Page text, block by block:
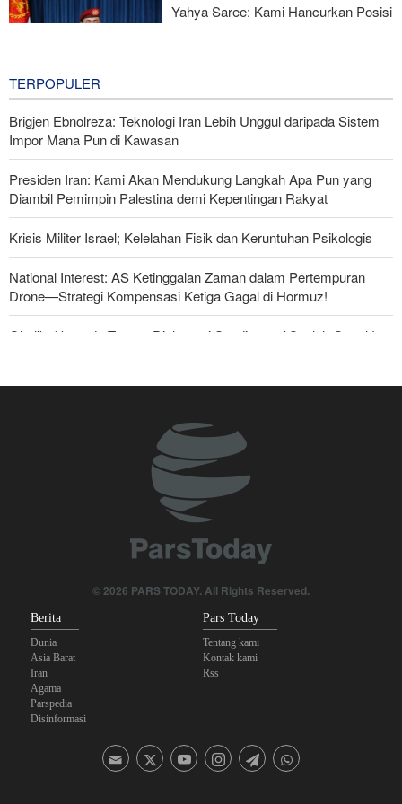
Yahya Saree: Kami Hancurkan Posisi
TERPOPULER
Brigjen Ebnolreza: Teknologi Iran Lebih Unggul daripada Sistem
Impor Mana Pun di Kawasan
Presiden Iran: Kami Akan Mendukung Langkah Apa Pun yang
Diambil Pemimpin Palestina demi Kepentingan Rakyat
Krisis Militer Israel; Kelelahan Fisik dan Keruntuhan Psikologis
National Interest: AS Ketinggalan Zaman dalam Pertempuran
Drone—Strategi Kompensasi Ketiga Gagal di Hormuz!
Ghalibaf kepada Trump: Diplomasi Sandiwara AS telah Gagal !
The Economist: Kesepakatan dengan Iran Opsi Realistis Akhiri
Yahya Saree: Kami Hancurkan Posisi Pasukan Bayaran Saudi
dengan Rudal Balistik dan Drone
Brigjen Akrami Nia: Artesh dalam Kondisi Siaga Penuh
Anggota Kongres AS Khawatirkan Dampak Menipisnya Rudal
© 2026 PARS TODAY. All Rights Reserved.
Berita
Dunia
Asia Barat
Iran
Agama
Parspedia
Disinformasi
Pars Today
Tentang kami
Kontak kami
Rss